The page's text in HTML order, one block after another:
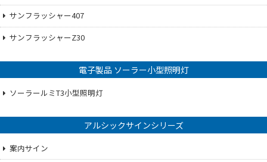
サンフラッシャー407
サンフラッシャーZ30
電子製品 ソーラー小型照明灯
ソーラールミT3小型照明灯
アルシックサインシリーズ
案内サイン